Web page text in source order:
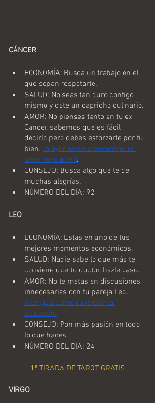
CÁNCER
ECONOMÍA: Busca un trabajo en el
que sepan respetarte.
SALUD: No seas tan duro contigo
mismo y date un capricho culinario.
AMOR: No pienses tanto en tu ex
Cáncer, sabemos que es fácil
decirlo pero debes esforzarte por tu
bien. Te ayudamos a encontrar el
amor verdadero.
CONSEJO: Busca algo que te dé
muchas alegrías.
NÚMERO DEL DÍA: 92
LEO
ECONOMÍA: Estas en uno de tus
mejores momentos económicos.
SALUD: Nadie sabe lo que más te
conviene que tu doctor, hazle caso.
AMOR: No te metas en discusiones
innecesarias con tu pareja Leo.
Averigua cómo controlar la
situación.
CONSEJO: Pon más pasión en todo
lo que haces.
NÚMERO DEL DÍA: 24
1ª TIRADA DE TAROT GRATIS
VIRGO